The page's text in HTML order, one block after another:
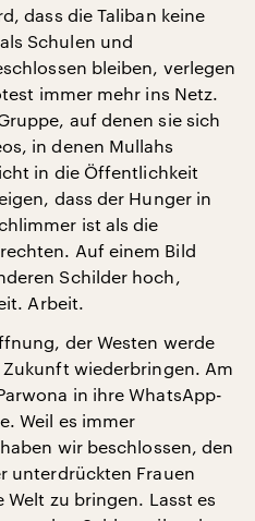
dass die Taliban keine
Schulen und
bleiben, verlegen
immer mehr ins Netz.
auf denen sie sich
in denen Mullahs
in die Öffentlichkeit
dass der Hunger in
ist als die
Auf einem Bild
Schilder hoch,
Arbeit.
der Westen werde
wiederbringen. Am
in ihre WhatsApp-
Weil es immer
wir beschlossen, den
unterdrückten Frauen
zu bringen. Lasst es